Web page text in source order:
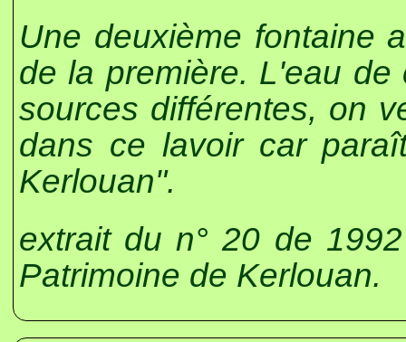
Une deuxième fontaine
de la première. L'eau
sources différentes, on
dans ce lavoir car
Kerlouan".
extrait du n° 20 de
Patrimoine de Kerlouan.